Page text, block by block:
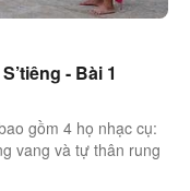
- Bài 1
gồm 4 họ nhạc cụ:
vang và tự thân rung